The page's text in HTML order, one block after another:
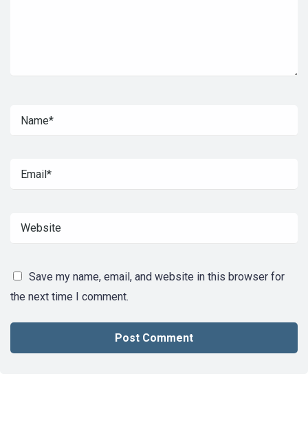
Save my name, email, and website in this browser for
the next time I comment.